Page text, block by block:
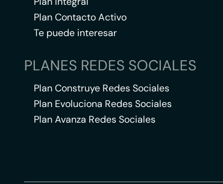
Plan Contacto Activo
Te puede interesar
PLANES REDES SOCIALES
Plan Construye Redes Sociales
Plan Evoluciona Redes Sociales
Plan Avanza Redes Sociales